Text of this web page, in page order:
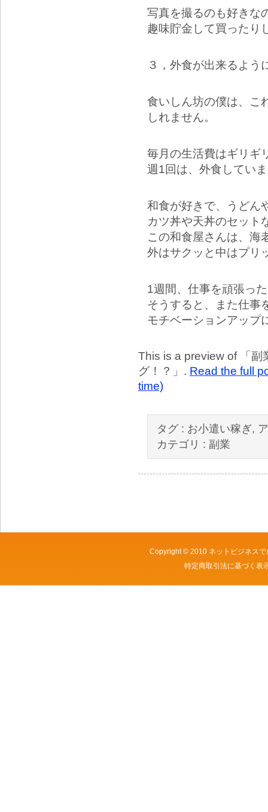
写真を撮るのも好きな
趣味貯金して買ったり
３，外食が出来るよう
食いしん坊の僕は、こ
しれません。
毎月の生活費はギリギ
週1回は、外食してい
和食が好きで、うどん
カツ丼や天丼のセット
この和食屋さんは、海
外はサクッと中はプリ
1週間、仕事を頑張っ
そうすると、また仕事
モチベーションアップ
This is a preview of
副
グ！？
. Read the full
time)
タグ : お小遣い稼ぎ,
カテゴリ : 副業
Copyright © 2010 ネットビジネス
特定商取引法に基づく表